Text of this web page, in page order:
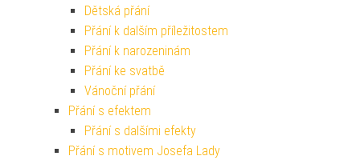
Dětská přání
Přání k dalším příležitostem
Přání k narozeninám
Přání ke svatbě
Vánoční přání
Přání s efektem
Přání s dalšími efekty
Přání s motivem Josefa Lady